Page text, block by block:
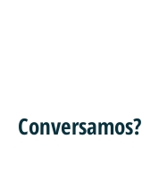
Conversamos?